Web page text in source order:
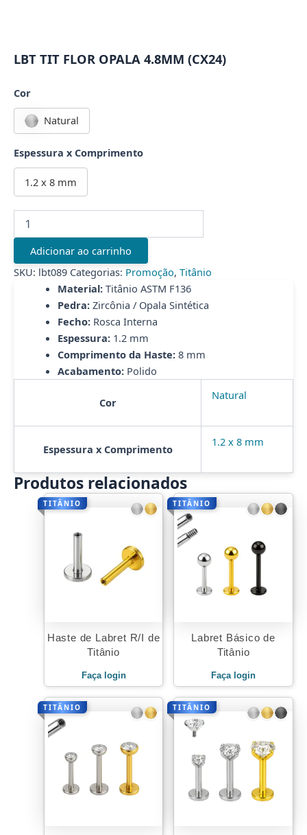
LBT TIT FLOR OPALA 4.8MM (CX24)
Cor
Natural
Espessura x Comprimento
1.2 x 8 mm
FLOR
OPALA
4.8MM
Adicionar ao carrinho
SKU: lbt089 Categorias: Promoção, Titânio
Material:Titânio ASTM F136
Pedra:Zircônia / Opala Sintética
Fecho:Rosca Interna
Espessura:1.2 mm
Comprimento da Haste:8 mm
Acabamento:Polido
Cor
Natural
Espessura x Comprimento
1.2 x 8 mm
Produtos relacionados
TITÂNIO
Haste de Labret R/I de
Titânio
Faça login
TITÂNIO
Labret Básico de
Titânio
Faça login
TITÂNIO TITÂNIO